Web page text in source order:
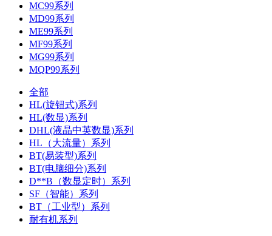
MC99系列
MD99系列
ME99系列
MF99系列
MG99系列
MQP99系列
全部
HL(旋钮式)系列
HL(数显)系列
DHL(液晶中英数显)系列
HL（大流量）系列
BT(易装型)系列
BT(电脑细分)系列
D**B（数显定时）系列
SF（智能）系列
BT（工业型）系列
耐有机系列